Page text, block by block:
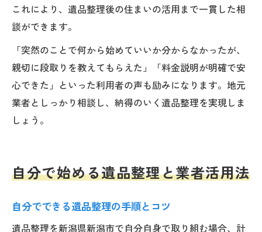
これにより、遺品整理後の住まいの活用まで一貫した相
談ができます。
「突然のことで何から始めていいか分からなかったが、
親切に段取りを教えてもらえた」「料金説明が明確で安
心できた」といった利用者の声も励みになります。地元
業者としっかり相談し、納得のいく遺品整理を実現しま
しょう。
自分で始める遺品整理と業者活用法
自分でできる遺品整理の手順とコツ
遺品整理を新潟県新潟市で自分自身で取り組む場合、計